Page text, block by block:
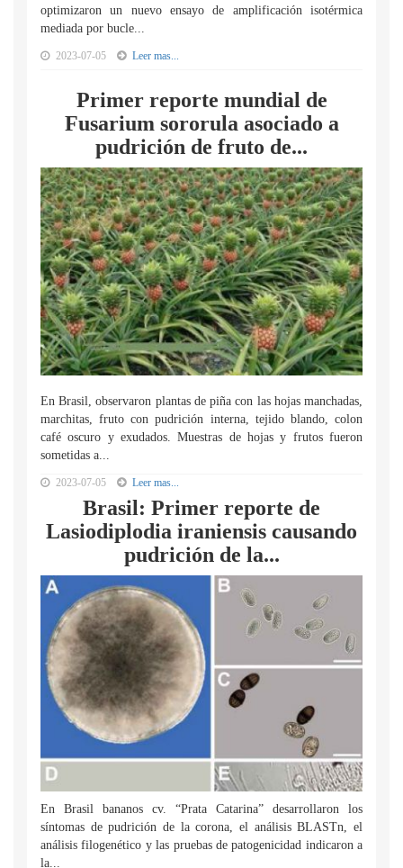
optimizaron un nuevo ensayo de amplificación isotérmica
mediada por bucle...
2023-07-05 Leer mas...
Primer reporte mundial de
Fusarium sororula asociado a
pudrición de fruto de...
En Brasil, observaron plantas de piña con las hojas manchadas,
marchitas, fruto con pudrición interna, tejido blando, colon
café oscuro y exudados. Muestras de hojas y frutos fueron
sometidas a...
2023-07-05 Leer mas...
Brasil: Primer reporte de
Lasiodiplodia iraniensis causando
pudrición de la...
En Brasil bananos cv. “Prata Catarina” desarrollaron los
síntomas de pudrición de la corona, el análisis BLASTn, el
análisis filogenético y las pruebas de patogenicidad indicaron a
la...